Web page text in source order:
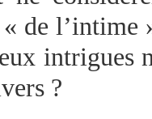
de l’intime
?